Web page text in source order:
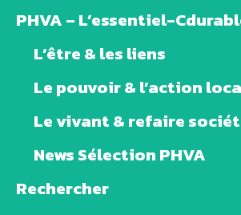
PHVA – L’essentiel-
L’être & les liens
Le pouvoir & l’action
Le vivant & refaire
News Sélection PHVA
Rechercher